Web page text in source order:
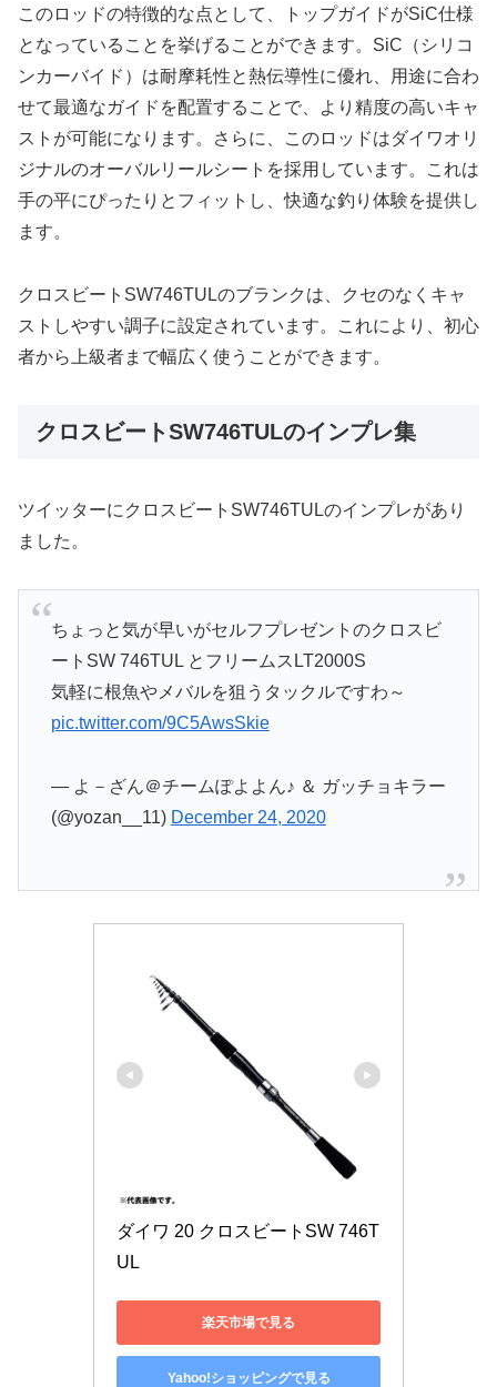
このロッドの特徴的な点として、トップガイドがSiC仕様
となっていることを挙げることができます。SiC（シリコ
ンカーバイド）は耐摩耗性と熱伝導性に優れ、用途に合わ
せて最適なガイドを配置することで、より精度の高いキャ
ストが可能になります。さらに、このロッドはダイワオリ
ジナルのオーバルリールシートを採用しています。これは
手の平にぴったりとフィットし、快適な釣り体験を提供し
ます。
クロスビートSW746TULのブランクは、クセのなくキャ
ストしやすい調子に設定されています。これにより、初心
者から上級者まで幅広く使うことができます。
クロスビートSW746TULのインプレ集
ツイッターにクロスビートSW746TULのインプレがあり
ました。
ちょっと気が早いがセルフプレゼントのクロスビ
ートSW 746TUL とフリームスLT2000S
気軽に根魚やメバルを狙うタックルですわ～
pic.twitter.com/9C5AwsSkie
— よ－ざん＠チームぽよよん♪ ＆ ガッチョキラー
(@yozan__11) December 24, 2020
ダイワ 20 クロスビートSW 746T
UL
楽天市場で見る
Yahoo!ショッピングで見る